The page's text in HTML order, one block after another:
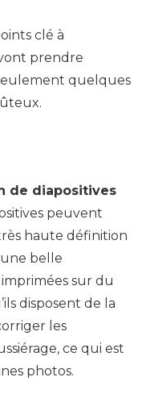
clé à
prendre
quelques
de diapositives
peuvent
haute définition
belle
sur du
disposent de la
les
ce qui est
photos.